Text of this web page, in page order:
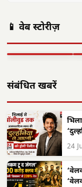
📱 वेब स्टोरीज़
सितंबर से सभी
बहाल करेगा,…
संबंधित खबरें
24